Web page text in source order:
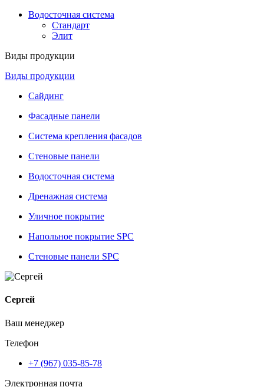
Водосточная система
Стандарт
Элит
Виды продукции
Виды продукции
Сайдинг
Фасадные панели
Система крепления фасадов
Стеновые панели
Водосточная система
Дренажная система
Уличное покрытие
Напольное покрытие SPC
Стеновые панели SPC
Сергей
Ваш менеджер
Телефон
+7 (967) 035-85-78
Электронная почта